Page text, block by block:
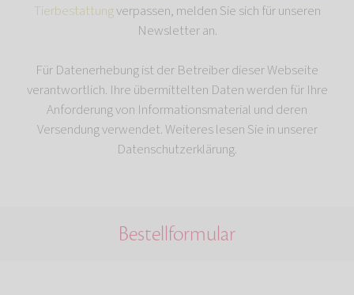
Tierbestattungverpassen, melden Sie sich für unseren
Newsletter an.
Für Datenerhebung ist der Betreiber dieser Webseite
verantwortlich. Ihre übermittelten Daten werden für Ihre
Anforderung von Informationsmaterial und deren
Versendung verwendet. Weiteres lesen Sie in unserer
Datenschutzerklärung.
Bestellformular